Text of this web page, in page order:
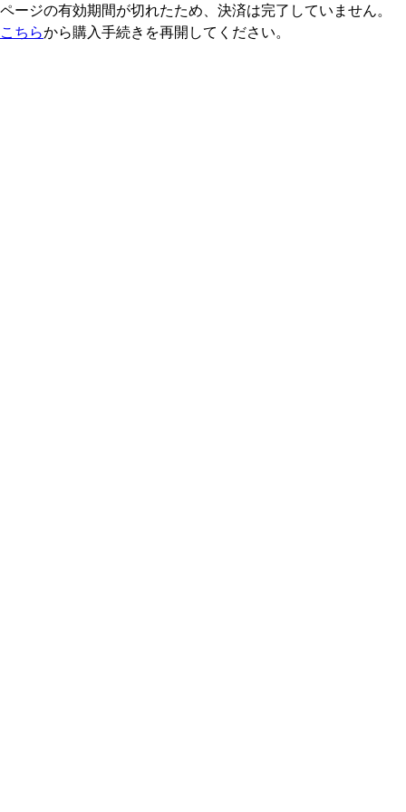
ページの有効期間が切れたため、決済は完了していません。
こちらから購入手続きを再開してください。